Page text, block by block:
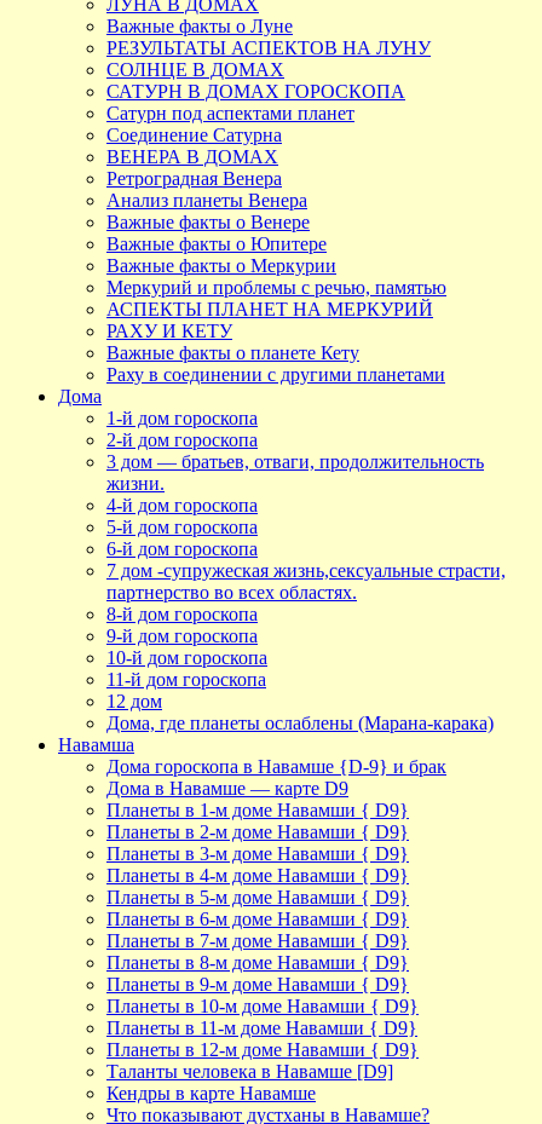
ЛУНА В ДОМАХ
Важные факты о Луне
РЕЗУЛЬТАТЫ АСПЕКТОВ НА ЛУНУ
СОЛНЦЕ В ДОМАХ
САТУРН В ДОМАХ ГОРОСКОПА
Сатурн под аспектами планет
Соединение Сатурна
ВЕНЕРА В ДОМАХ
Ретроградная Венера
Анализ планеты Венера
Важные факты о Венере
Важные факты о Юпитере
Важные факты о Меркурии
Меркурий и проблемы с речью, памятью
АСПЕКТЫ ПЛАНЕТ НА МЕРКУРИЙ
РАХУ И КЕТУ
Важные факты о планете Кету
Раху в соединении с другими планетами
Дома
1-й дом гороскопа
2-й дом гороскопа
3 дом — братьев, отваги, продолжительность
жизни.
4-й дом гороскопа
5-й дом гороскопа
6-й дом гороскопа
7 дом -супружеская жизнь,сексуальные страсти,
партнерство во всех областях.
8-й дом гороскопа
9-й дом гороскопа
10-й дом гороскопа
11-й дом гороскопа
12 дом
Дома, где планеты ослаблены (Марана-карака)
Навамша
Дома гороскопа в Навамше {D-9} и брак
Дома в Навамше — карте D9
Планеты в 1-м доме Навамши { D9}
Планеты в 2-м доме Навамши { D9}
Планеты в 3-м доме Навамши { D9}
Планеты в 4-м доме Навамши { D9}
Планеты в 5-м доме Навамши { D9}
Планеты в 6-м доме Навамши { D9}
Планеты в 7-м доме Навамши { D9}
Планеты в 8-м доме Навамши { D9}
Планеты в 9-м доме Навамши { D9}
Планеты в 10-м доме Навамши { D9}
Планеты в 11-м доме Навамши { D9}
Планеты в 12-м доме Навамши { D9}
Таланты человека в Навамше [D9]
Кендры в карте Навамше
Что показывают дустханы в Навамше?